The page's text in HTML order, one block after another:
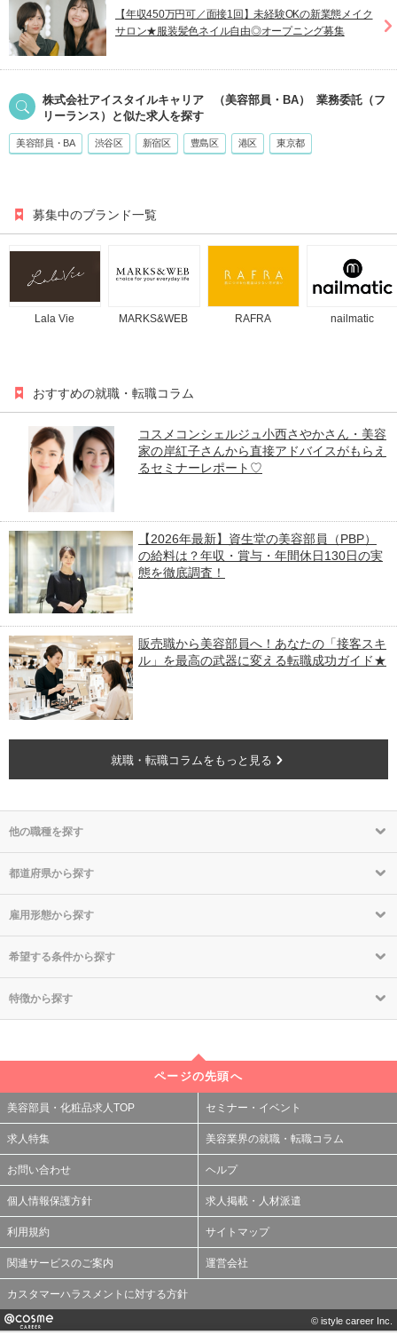
【年収450万円可／面接1回】未経験OKの新業態メイク
サロン★服装髪色ネイル自由◎オープニング募集
株式会社アイスタイルキャリア （美容部員・BA）
業務委託（フ
リーランス）
と似た求人を探す
美容部員・BA 渋谷区 新宿区 豊島区 港区 東京都
募集中のブランド一覧
Lala Vie MARKS&WEB RAFRA nailmatic
おすすめの就職・転職コラム
コスメコンシェルジュ小西さやかさん・美容
家の岸紅子さんから直接アドバイスがもらえ
るセミナーレポート♡
【2026年最新】資生堂の美容部員（PBP）
の給料は？年収・賞与・年間休日130日の実
態を徹底調査！
販売職から美容部員へ！あなたの「接客スキ
ル」を最高の武器に変える転職成功ガイド★
就職・転職コラムをもっと見る
他の職種を探す
都道府県から探す
雇用形態から探す
希望する条件から探す
特徴から探す
ページの先頭へ
美容部員・化粧品求人TOP セミナー・イベント
求人特集 美容業界の就職・転職コラム
お問い合わせ ヘルプ
個人情報保護方針 求人掲載・人材派遣
利用規約 サイトマップ
関連サービスのご案内 運営会社
カスタマーハラスメントに対する方針
© istyle career Inc.